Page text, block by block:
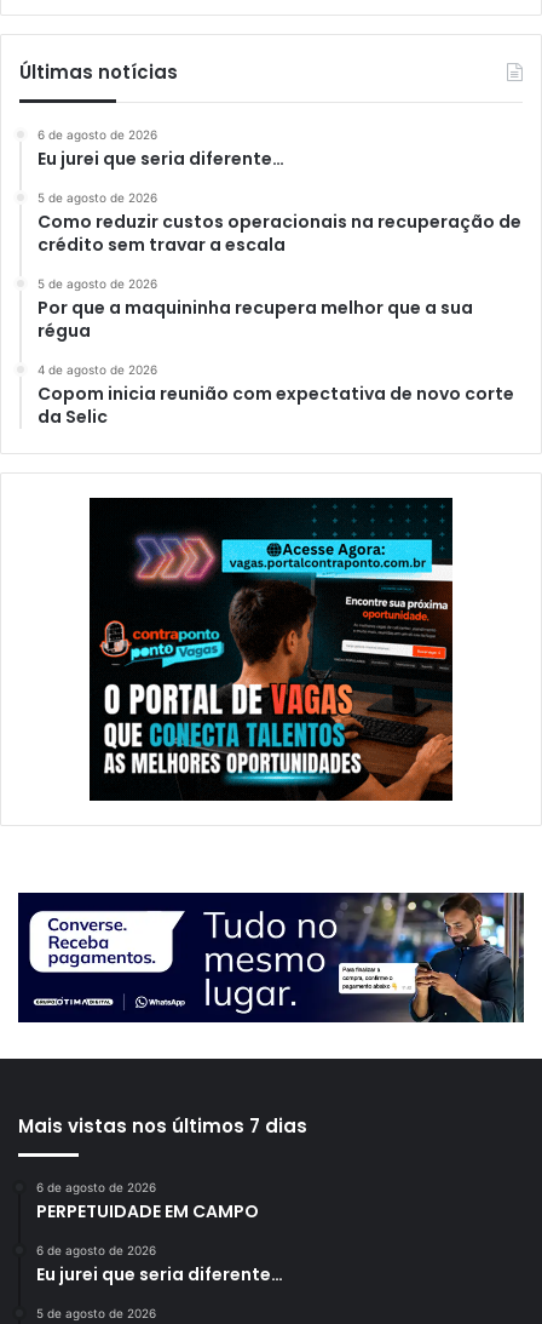
Últimas notícias
6 de agosto de 2026
Eu jurei que seria diferente…
5 de agosto de 2026
Como reduzir custos operacionais na recuperação de
crédito sem travar a escala
5 de agosto de 2026
Por que a maquininha recupera melhor que a sua
régua
4 de agosto de 2026
Copom inicia reunião com expectativa de novo corte
da Selic
Mais vistas nos últimos 7 dias
6 de agosto de 2026
PERPETUIDADE EM CAMPO
6 de agosto de 2026
Eu jurei que seria diferente…
5 de agosto de 2026